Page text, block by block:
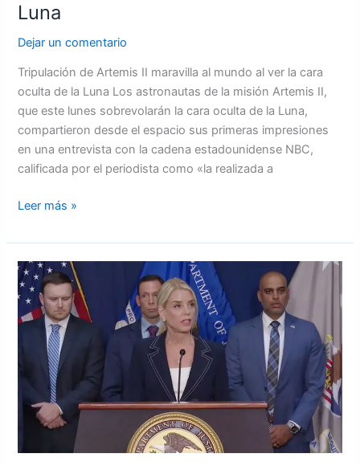
Luna
Dejar un comentario
Tripulación de Artemis II maravilla al mundo al ver la cara
oculta de la Luna Los astronautas de la misión Artemis II,
que este lunes sobrevolarán la cara oculta de la Luna,
compartieron desde el espacio sus primeras impresiones
en una entrevista con la cadena estadounidense NBC,
calificada por el periodista como «la realizada a
Leer más »
Trump
destituye
la
general
Pam
Bondi